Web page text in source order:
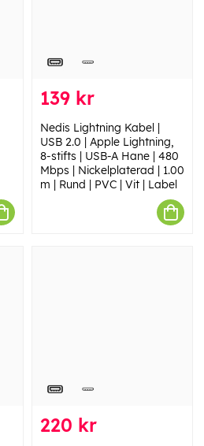
139 kr
Nedis Lightning Kabel |
USB 2.0 | Apple Lightning,
8-stifts | USB-A Hane | 480
Mbps | Nickelplaterad | 1.00
m | Rund | PVC | Vit | Label
220 kr